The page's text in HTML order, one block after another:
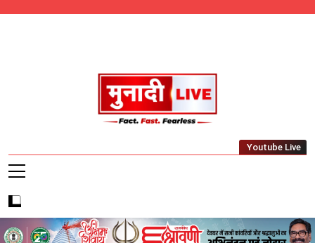
Munadi Live – Jharkhand's Leading Local
Youtube Live